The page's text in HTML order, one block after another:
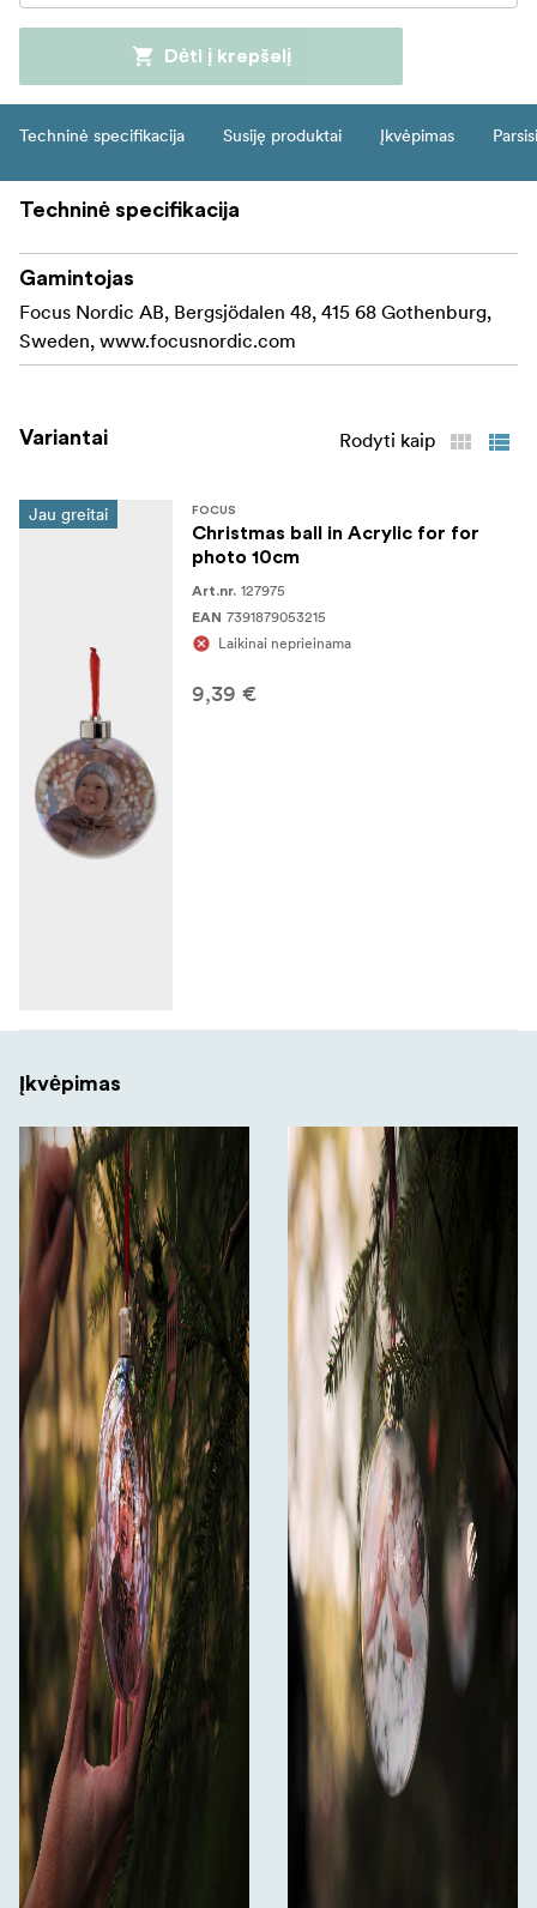
Dėti į krepšelį
Techninė specifikacija Susiję produktai Įkvėpimas
Techninė specifikacija
Gamintojas
Focus Nordic AB, Bergsjödalen 48, 415 68 Gothenburg,
Sweden, www.focusnordic.com
Variantai Rodyti kaip
Jau greitai FOCUS
Christmas ball in Acrylic for for
photo 10cm
Art.nr. 127975
EAN 7391879053215
Laikinai neprieinama
9,39 €
Įkvėpimas